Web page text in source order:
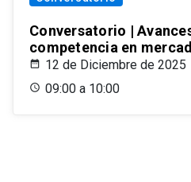
Conversatorio |
competencia en
12 de Diciembre de 2025
09:00 a 10:00